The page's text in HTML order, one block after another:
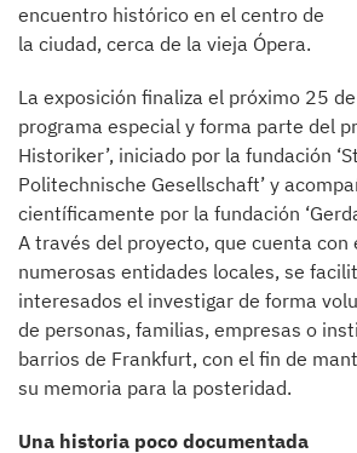
encuentro histórico en el centro de
la ciudad, cerca de la vieja Ópera.
La exposición finaliza el próximo 25
programa especial y forma parte del
Historiker’, iniciado por la fundación
Politechnische Gesellschaft’ y
científicamente por la fundación
A través del proyecto, que cuenta con
numerosas entidades locales, se
interesados el investigar de forma
de personas, familias, empresas o
barrios de Frankfurt, con el fin de
su memoria para la posteridad.
Una historia poco documentada